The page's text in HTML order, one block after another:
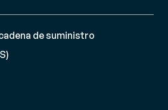
de suministro